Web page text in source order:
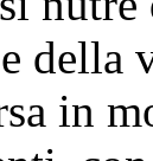
della
in